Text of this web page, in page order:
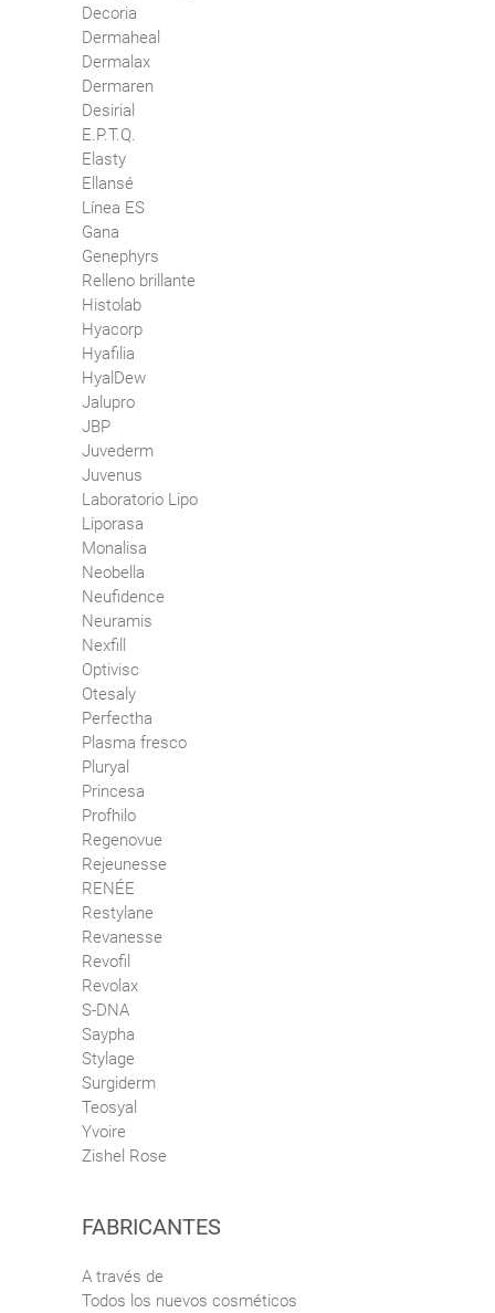
Decoria
Dermaheal
Dermalax
Dermaren
Desirial
E.P.T.Q.
Elasty
Ellansé
Línea ES
Gana
Genephyrs
Relleno brillante
Histolab
Hyacorp
Hyafilia
HyalDew
Jalupro
JBP
Juvederm
Juvenus
Laboratorio Lipo
Liporasa
Monalisa
Neobella
Neufidence
Neuramis
Nexfill
Optivisc
Otesaly
Perfectha
Plasma fresco
Pluryal
Princesa
Profhilo
Regenovue
Rejeunesse
RENÉE
Restylane
Revanesse
Revofil
Revolax
S-DNA
Saypha
Stylage
Surgiderm
Teosyal
Yvoire
Zishel Rose
FABRICANTES
A través de
Todos los nuevos cosméticos